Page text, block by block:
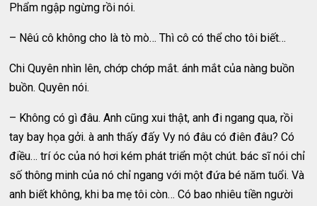
Phẩm ngập ngừng rồi nói.
– Nêú cô không cho là tò mò… Thì cô có thể cho tôi biết…
Chi Quyên nhìn lên, chớp chớp mắt. ánh mắt của nàng buồn
buồn. Quyên nói.
– Không có gì đâu. Anh cũng xui thật, anh đi ngang qua, rồi
tay bay họa gởi. à anh thấy đấy Vy nó đâu có điên đâu? Có
điều… trí óc của nó hơi kém phát triển một chút. bác sĩ nói chỉ
số thông minh của nó chỉ ngang với một đứa bé năm tuổi. Và
anh biết không, khi ba mẹ tôi còn… Có bao nhiêu tiền người